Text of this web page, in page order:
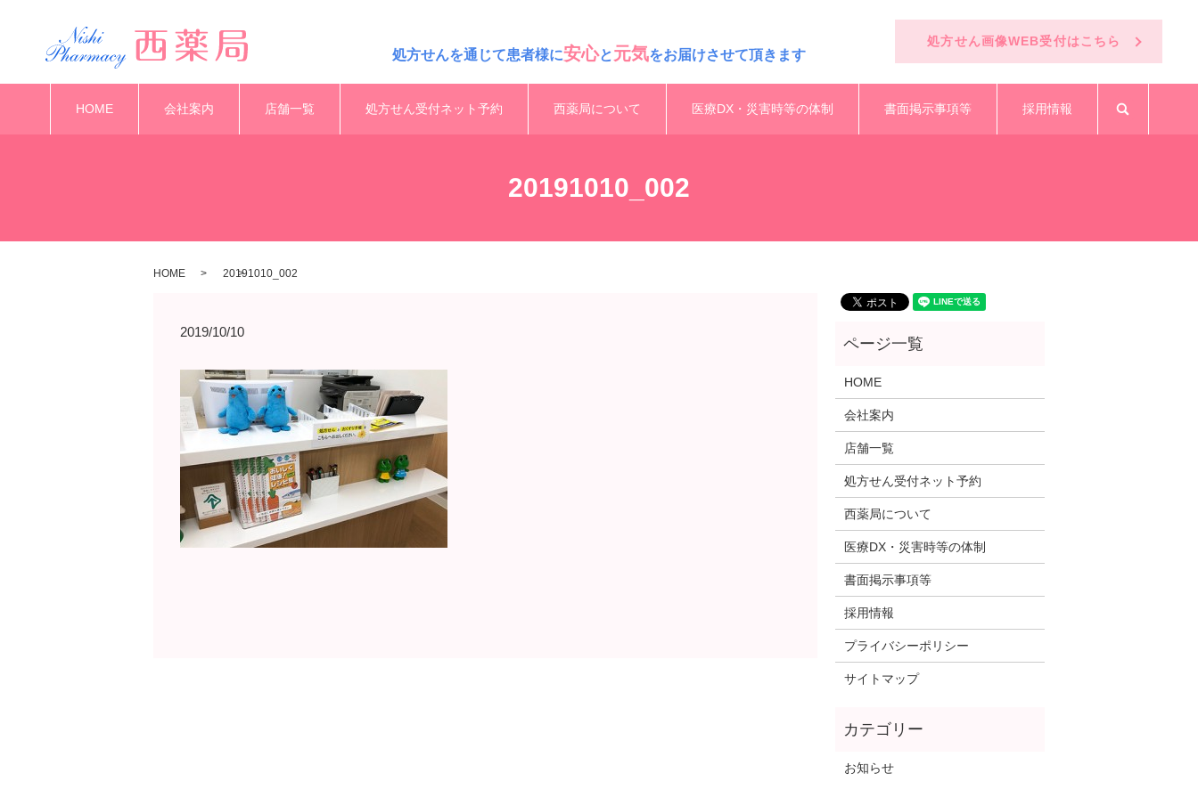
処方せんを通じて患者様に安心と元気をお届けさせて頂きます
処方せん画像WEB受付はこちら
HOME 会社案内 店舗一覧 処方せん受付ネット予約 西薬局について 医療DX・災害時等の体制 書面掲示事項等 採用情報 search
20191010_002
HOME 20191010_002
2019/10/10
HOME
会社案内
店舗一覧
処方せん受付ネット予約
西薬局について
医療DX・災害時等の体制
書面掲示事項等
採用情報
プライバシーポリシー
サイトマップ
お知らせ